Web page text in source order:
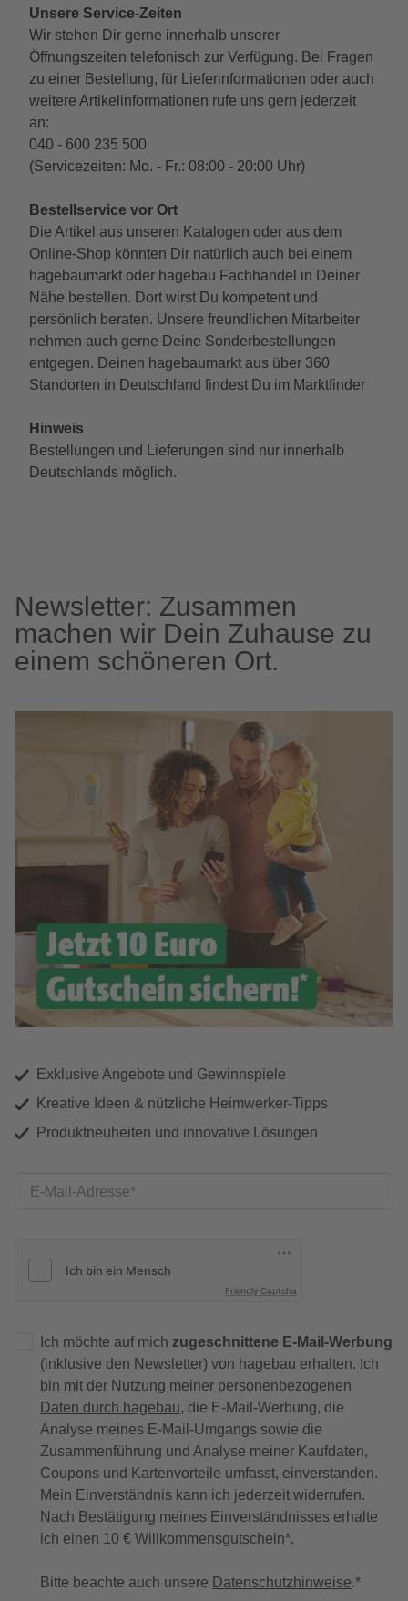
Unsere Service-Zeiten
Wir stehen Dir gerne innerhalb unserer
Öffnungszeiten telefonisch zur Verfügung. Bei Fragen
zu einer Bestellung, für Lieferinformationen oder auch
weitere Artikelinformationen rufe uns gern jederzeit
an:
040 - 600 235 500
(Servicezeiten: Mo. - Fr.: 08:00 - 20:00 Uhr)
Bestellservice vor Ort
Die Artikel aus unseren Katalogen oder aus dem
Online-Shop könnten Dir natürlich auch bei einem
hagebaumarkt oder hagebau Fachhandel in Deiner
Nähe bestellen. Dort wirst Du kompetent und
persönlich beraten. Unsere freundlichen Mitarbeiter
nehmen auch gerne Deine Sonderbestellungen
entgegen. Deinen hagebaumarkt aus über 360
Standorten in Deutschland findest Du im Marktfinder
Hinweis
Bestellungen und Lieferungen sind nur innerhalb
Deutschlands möglich.
Newsletter: Zusammen
machen wir Dein Zuhause zu
einem schöneren Ort.
Exklusive Angebote und Gewinnspiele
Kreative Ideen & nützliche Heimwerker-Tipps
Produktneuheiten und innovative Lösungen
E-Mail-Adresse
Friendly Captcha
Ich möchte auf mich zugeschnittene E-Mail-Werbung
(inklusive den Newsletter) von hagebau erhalten. Ich
bin mit der Nutzung meiner personenbezogenen
Daten durch hagebau, die E-Mail-Werbung, die
Analyse meines E-Mail-Umgangs sowie die
Zusammenführung und Analyse meiner Kaufdaten,
Coupons und Kartenvorteile umfasst, einverstanden.
Mein Einverständnis kann ich jederzeit widerrufen.
Nach Bestätigung meines Einverständnisses erhalte
ich einen 10 € Willkommensgutschein*.
Bitte beachte auch unsere Datenschutzhinweise.